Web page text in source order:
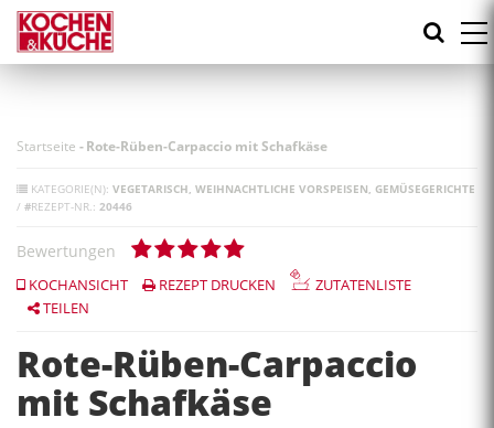
Direkt
zum
Inhalt
Startseite -Rote-Rüben-Carpaccio mit Schafkäse
KATEGORIE(N): VEGETARISCH WEIHNACHTLICHE VORSPEISEN GEMÜSEGERICHTE
/ #REZEPT-NR.: 20446
Bewertungen
KOCHANSICHT REZEPT DRUCKEN
ZUTATENLISTE
TEILEN
Rote-Rüben-Carpaccio
mit Schafkäse